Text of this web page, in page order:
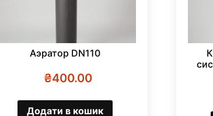
Аэратор DN110
₴400.00
Додати в кошик